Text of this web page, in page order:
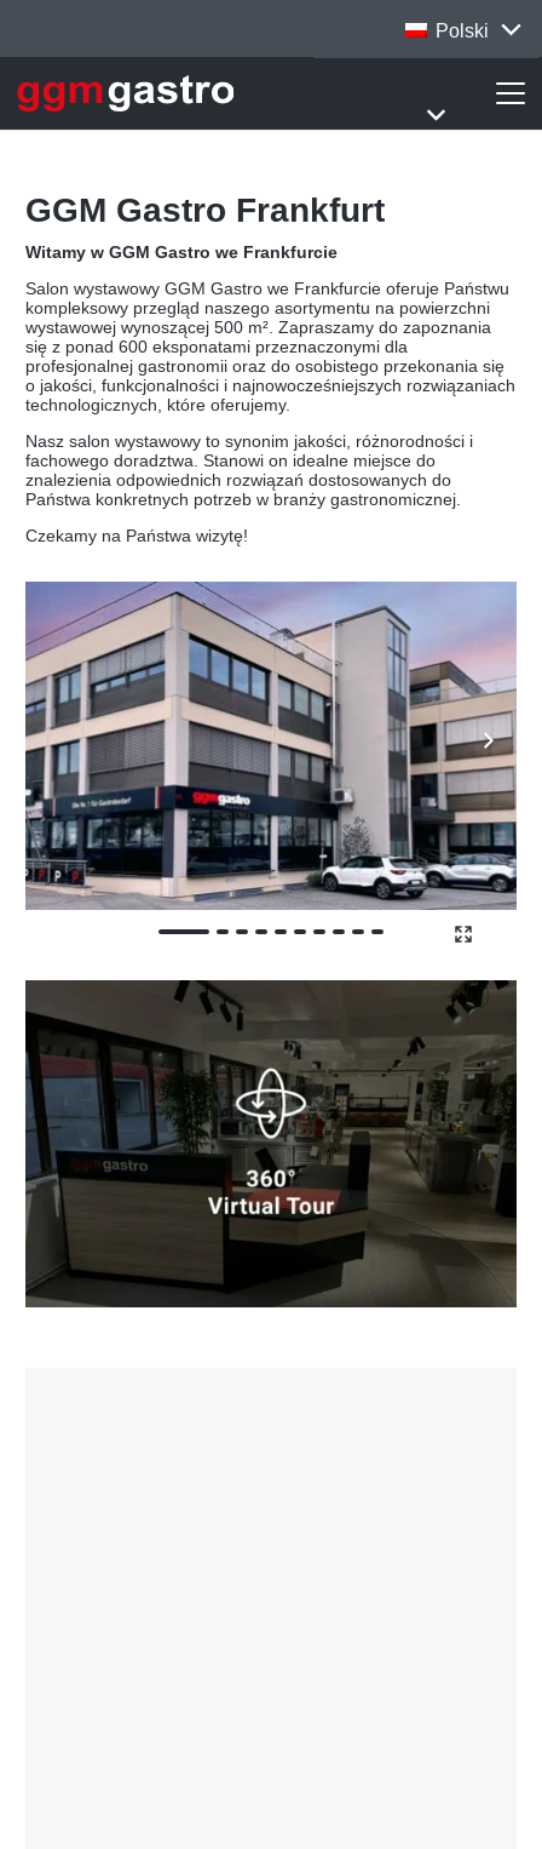
Polski
GGM Gastro Frankfurt
Witamy w GGM Gastro we Frankfurcie
Salon wystawowy GGM Gastro we Frankfurcie oferuje Państwu
kompleksowy przegląd naszego asortymentu na powierzchni
wystawowej wynoszącej 500 m². Zapraszamy do zapoznania
się z ponad 600 eksponatami przeznaczonymi dla
profesjonalnej gastronomii oraz do osobistego przekonania się
o jakości, funkcjonalności i najnowocześniejszych rozwiązaniach
technologicznych, które oferujemy.
Nasz salon wystawowy to synonim jakości, różnorodności i
fachowego doradztwa. Stanowi on idealne miejsce do
znalezienia odpowiednich rozwiązań dostosowanych do
Państwa konkretnych potrzeb w branży gastronomicznej.
Czekamy na Państwa wizytę!